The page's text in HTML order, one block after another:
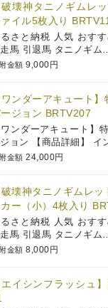
破壊神タニノギムレ
イル5枚入り
さと納税 人気 おす
馬 引退馬 タニノギム
金額 9,000円
ワンダーアキュート
ジョン BRTV207
ワンダーアキュート
ョン 【商品詳細】 イ
金額 24,000円
破壊神タニノギムレ
カー（小）4枚入り
さと納税 人気 おす
馬 引退馬 タニノギム
金額 8,000円
エイシンフラッシュ